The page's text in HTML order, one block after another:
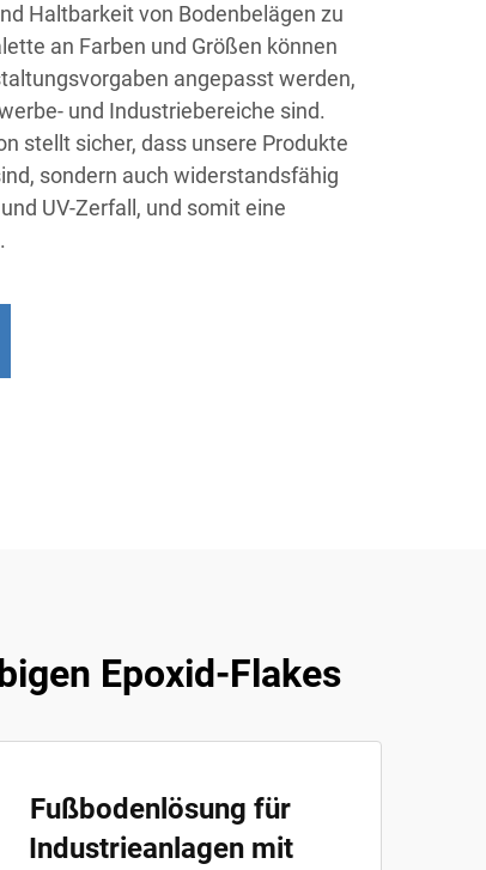
Haltbarkeit von Bodenbelägen zu
an Farben und Größen können
angepasst werden,
und Industriebereiche sind.
stellt sicher, dass unsere Produkte
sondern auch widerstandsfähig
UV-Zerfall, und somit eine
Epoxid-Flakes
Fußbodenlösung für
Industrieanlagen mit